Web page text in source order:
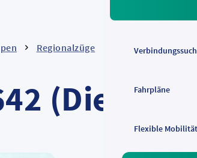
Fahrpläne
Flexible Mobilität
Regionalzüge
Desiro Classic